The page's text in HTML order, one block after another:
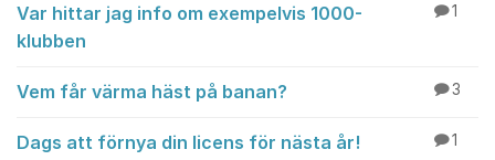
Var hittar jag info om exempelvis 1000-
klubben
1
Vem får värma häst på banan? 3
Dags att förnya din licens för nästa år! 1